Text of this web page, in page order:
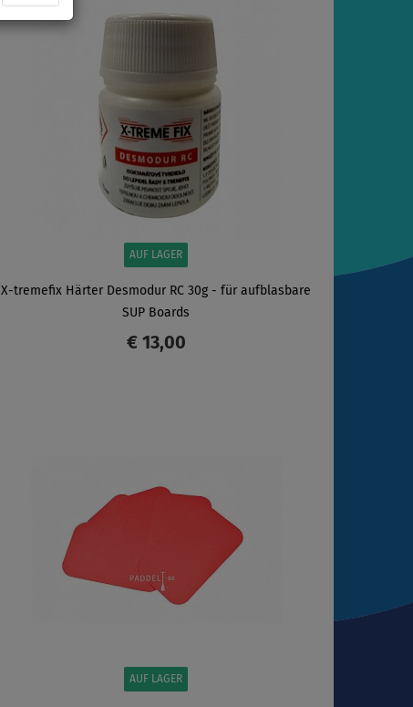
AUF LAGER
X-tremefix Härter Desmodur RC 30g - für aufblasbare
SUP Boards
€ 13,00
AUF LAGER